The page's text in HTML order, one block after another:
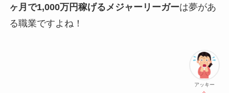
ヶ月で1,000万円稼げるメジャーリーガーは夢があ
る職業ですよね！
アッキー